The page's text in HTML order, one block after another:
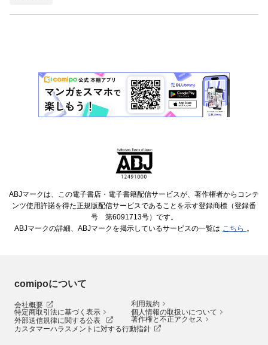
ABJマークは、この電子書店・電子書籍配信サービスが、著作権者からコンテ
ンツ使用許諾を得た正規版配信サービスであることを示す登録商標（登録番
号 第6091713号）です。
ABJマークの詳細、ABJマークを掲示しているサービスの一覧は こちら 。
comipoについて
会社概要
利用規約
特定商取引法に基づく表示
個人情報の取扱いについて
外部送信規律に関する公表
著作権と不正アクセス
カスタマーハラスメントに対する行動指針